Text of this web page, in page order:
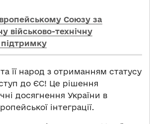
Союзу за
військово-технічну
її народ з отриманням статусу
до ЄС! Це рішення
досягнення України в
інтеграції.